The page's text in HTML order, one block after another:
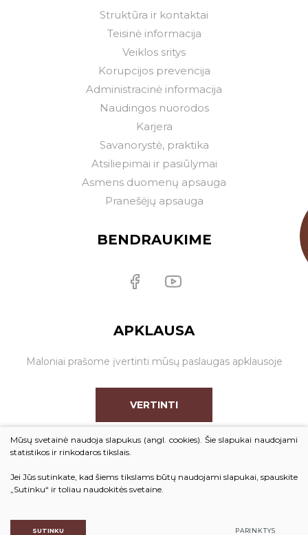
Struktūra ir kontaktai
Teisinė informacija
Veiklos sritys
Korupcijos prevencija
Administracinė informacija
Naudingos nuorodos
Karjera
Savanorystė, praktika
Atsiliepimai ir pasiūlymai
Asmens duomenų apsauga
Pranešėjų apsauga
BENDRAUKIME
APKLAUSA
Maloniai prašome įvertinti mūsų paslaugas apklausoje
VERTINTI
© 2026. Visos teisės saugomos
Mūsų svetainė naudoja slapukus (angl. cookies). Šie slapukai naudojami
statistikos ir rinkodaros tikslais.
Jei Jūs sutinkate, kad šiems tikslams būtų naudojami slapukai, spauskite
„Sutinku“ ir toliau naudokitės svetaine.
SUTINKU PARINKTYS